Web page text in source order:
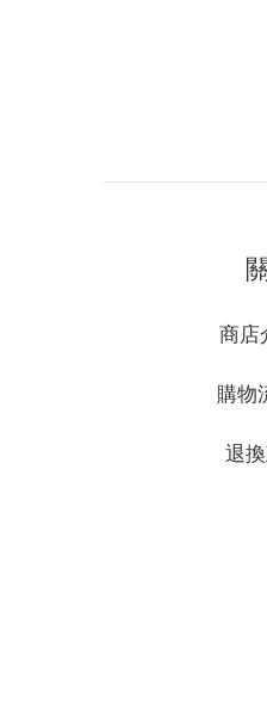
商
購
退